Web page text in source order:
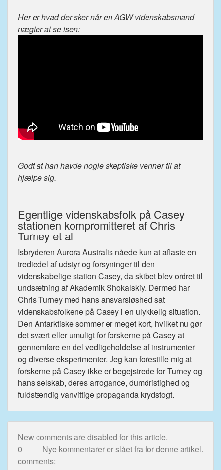
Her er hvad der sker når en AGW videnskabsmand
nægter at se isen:
Godt at han havde nogle skeptiske venner til at
hjælpe sig.
Egentlige videnskabsfolk på Casey
stationen kompromitteret af Chris
Turney et al
Isbryderen Aurora Australis nåede kun at aflaste en
trediedel af udstyr og forsyninger til den
videnskabelige station Casey, da skibet blev ordret til
undsætning af Akademik Shokalskiy. Dermed har
Chris Turney med hans ansvarsløshed sat
videnskabsfolkene på Casey i en ulykkelig situation.
Den Antarktiske sommer er meget kort, hvilket nu gør
det svært eller umuligt for forskerne på Casey at
gennemføre en del vedligeholdelse af instrumenter
og diverse eksperimenter. Jeg kan forestille mig at
forskerne på Casey ikke er begejstrede for Turney og
hans selskab, deres arrogance, dumdristighed og
fuldstændig vanvittige propaganda krydstogt.
New comments are disabled for this article.
Nye kommentarer er slået fra for denne artikel.
0
comments: